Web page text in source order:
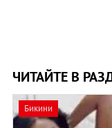
ЧИТАЙТЕ В
Бикини